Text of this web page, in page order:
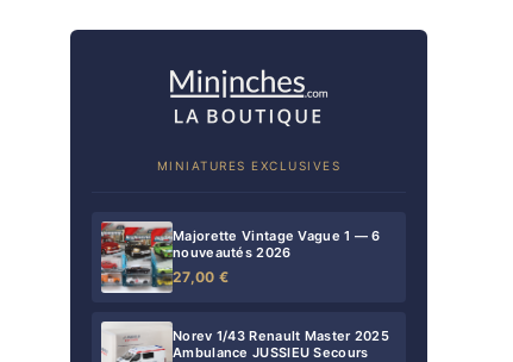
MINIATURES EXCLUSIVES
Majorette Vintage Vague 1 — 6
nouveautés 2026
27,00 €
Norev 1/43 Renault Master 2025
Ambulance JUSSIEU Secours